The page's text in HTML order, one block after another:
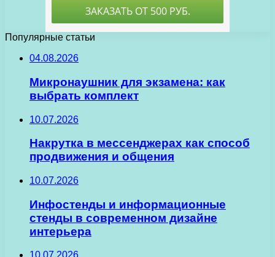
Популярные статьи
04.08.2026
Микронаушник для экзамена: как
выбрать комплект
10.07.2026
Накрутка в мессенджерах как способ
продвижения и общения
10.07.2026
Инфостенды и информационные
стенды в современном дизайне
интерьера